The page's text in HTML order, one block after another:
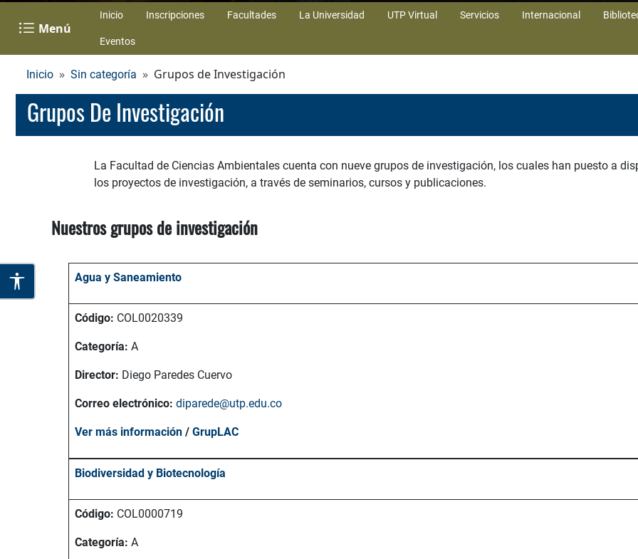
Menú
Inicio Inscripciones Facultades La Universidad UTP Virtual Servicios Internacional
Eventos
Inicio Sin categoría Grupos de Investigación
Grupos De Investigación
La Facultad de Ciencias Ambientales cuenta con nueve grupos de investigación, los cuales han puesto a
los proyectos de investigación, a través de seminarios, cursos y publicaciones.
Nuestros grupos de investigación
Agua y Saneamiento
Código: COL0020339
Categoría: A
Director: Diego Paredes Cuervo
Correo electrónico: diparede@utp.edu.co
Ver más información / GrupLAC
Biodiversidad y Biotecnología
Código: COL0000719
Categoría: A